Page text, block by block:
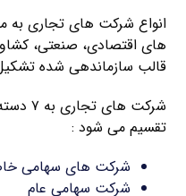
انواع شرکت های تجاری به
های اقتصادی، صنعتی،
قالب سازماندهی شده
شرکت
تقسیم می شود :
شرکت های سهامی
شرکت سهامی عام